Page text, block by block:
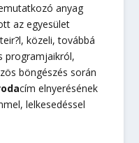
anyag
az egyesület
közeli, továbbá
programjaikról,
böngészés során
cím elnyerésének
lelkesedéssel